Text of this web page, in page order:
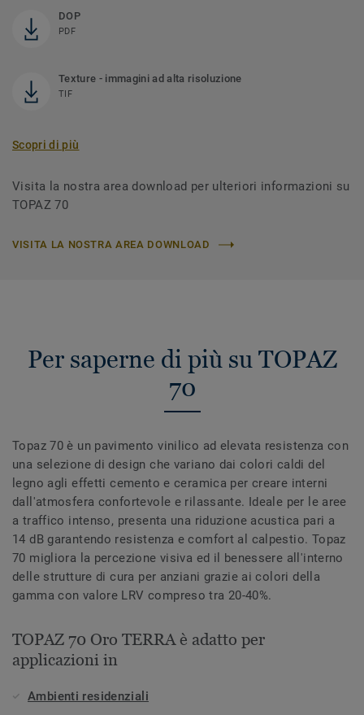
DOP
PDF
Texture - immagini ad alta risoluzione
TIF
Scopri di più
Visita la nostra area download per ulteriori informazioni su
TOPAZ 70
VISITA LA NOSTRA AREA DOWNLOAD
Per saperne di più su TOPAZ
70
Topaz 70 è un pavimento vinilico ad elevata resistenza con
una selezione di design che variano dai colori caldi del
legno agli effetti cemento e ceramica per creare interni
dall'atmosfera confortevole e rilassante. Ideale per le aree
a traffico intenso, presenta una riduzione acustica pari a
14 dB garantendo resistenza e comfort al calpestio. Topaz
70 migliora la percezione visiva ed il benessere all'interno
delle strutture di cura per anziani grazie ai colori della
gamma con valore LRV compreso tra 20-40%.
TOPAZ 70 Oro TERRA è adatto per
applicazioni in
Ambienti residenziali